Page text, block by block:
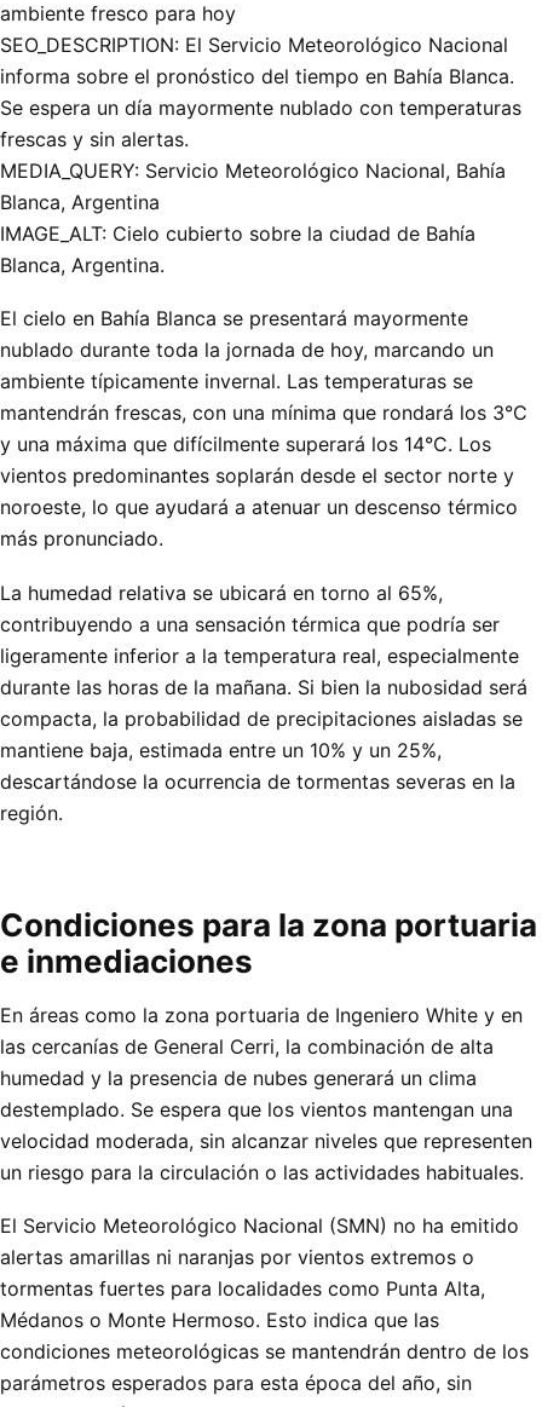
ambiente fresco para hoy
SEO_DESCRIPTION: El Servicio Meteorológico Nacional
informa sobre el pronóstico del tiempo en Bahía Blanca.
Se espera un día mayormente nublado con temperaturas
frescas y sin alertas.
MEDIA_QUERY: Servicio Meteorológico Nacional, Bahía
Blanca, Argentina
IMAGE_ALT: Cielo cubierto sobre la ciudad de Bahía
Blanca, Argentina.
El cielo en Bahía Blanca se presentará mayormente
nublado durante toda la jornada de hoy, marcando un
ambiente típicamente invernal. Las temperaturas se
mantendrán frescas, con una mínima que rondará los 3°C
y una máxima que difícilmente superará los 14°C. Los
vientos predominantes soplarán desde el sector norte y
noroeste, lo que ayudará a atenuar un descenso térmico
más pronunciado.
La humedad relativa se ubicará en torno al 65%,
contribuyendo a una sensación térmica que podría ser
ligeramente inferior a la temperatura real, especialmente
durante las horas de la mañana. Si bien la nubosidad será
compacta, la probabilidad de precipitaciones aisladas se
mantiene baja, estimada entre un 10% y un 25%,
descartándose la ocurrencia de tormentas severas en la
región.
Condiciones para la zona portuaria
e inmediaciones
En áreas como la zona portuaria de Ingeniero White y en
las cercanías de General Cerri, la combinación de alta
humedad y la presencia de nubes generará un clima
destemplado. Se espera que los vientos mantengan una
velocidad moderada, sin alcanzar niveles que representen
un riesgo para la circulación o las actividades habituales.
El Servicio Meteorológico Nacional (SMN) no ha emitido
alertas amarillas ni naranjas por vientos extremos o
tormentas fuertes para localidades como Punta Alta,
Médanos o Monte Hermoso. Esto indica que las
condiciones meteorológicas se mantendrán dentro de los
parámetros esperados para esta época del año, sin